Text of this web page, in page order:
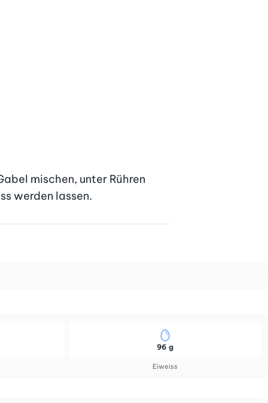
mischen, unter Rühren
werden lassen.
Eiweiss
96 g